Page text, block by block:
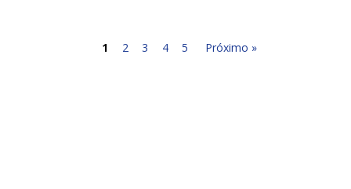
1 2 3 4 5 Próximo »